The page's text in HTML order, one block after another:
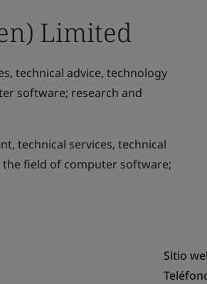
Limited
technical advice, technology
software; research and
technical services, technical
field of computer software;
Sitio